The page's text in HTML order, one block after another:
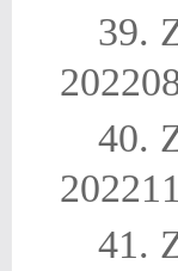
39.
40.
41.